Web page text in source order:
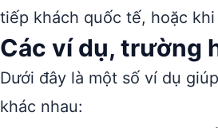
tiếp khách quốc tế, hoặc
Các ví dụ, trường
Dưới đây là một số ví dụ
khác nhau: